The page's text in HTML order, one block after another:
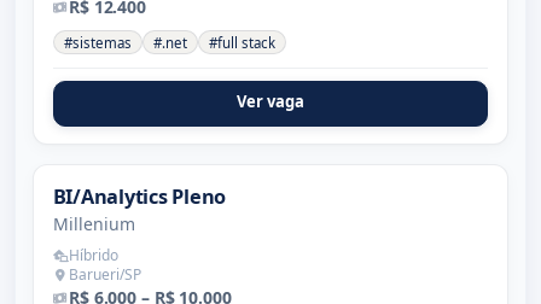
R$ 12.400
#sistemas #.net #full stack
Ver vaga
BI/Analytics Pleno
Millenium
Híbrido
Barueri/SP
R$ 6.000 – R$ 10.000